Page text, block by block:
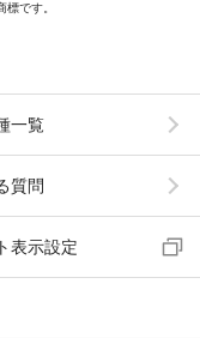
です。
一覧
質問
表示設定